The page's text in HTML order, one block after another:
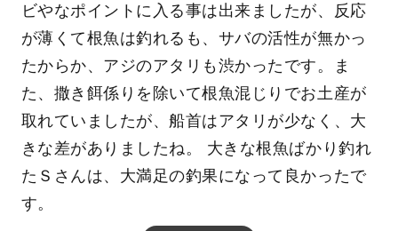
ビやなポイントに入る事は出来ましたが、反応
が薄くて根魚は釣れるも、サバの活性が無かっ
たからか、アジのアタリも渋かったです。ま
た、撒き餌係りを除いて根魚混じりでお土産が
取れていましたが、船首はアタリが少なく、大
きな差がありましたね。 大きな根魚ばかり釣れ
たＳさんは、大満足の釣果になって良かったで
す。